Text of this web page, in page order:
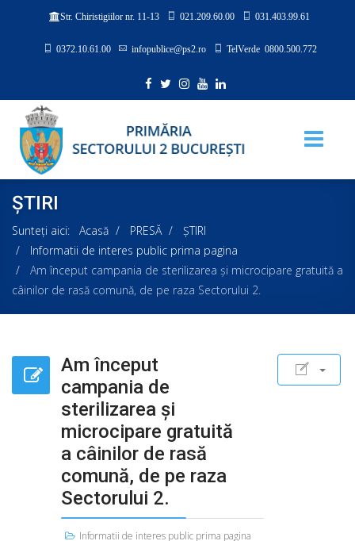
Str. Chiristigiilor nr. 11-13 021.209.60.00 031.403.99.61
0372.10.61.00 infopublice@ps2.ro TelVerde 0800.500.772
ȘTIRI
Sunteți aici: Acasă PRESĂ
ȘTIRI
Informatii de interes public prima pagina
Am început campania de sterilizarea şi microcipare gratuită a
câinilor de rasă comună, de pe raza Sectorului 2.
Am început
campania de
sterilizarea şi
microcipare gratuită
a câinilor de rasă
comună, de pe raza
Sectorului 2.
Informatii de interes public prima pagina